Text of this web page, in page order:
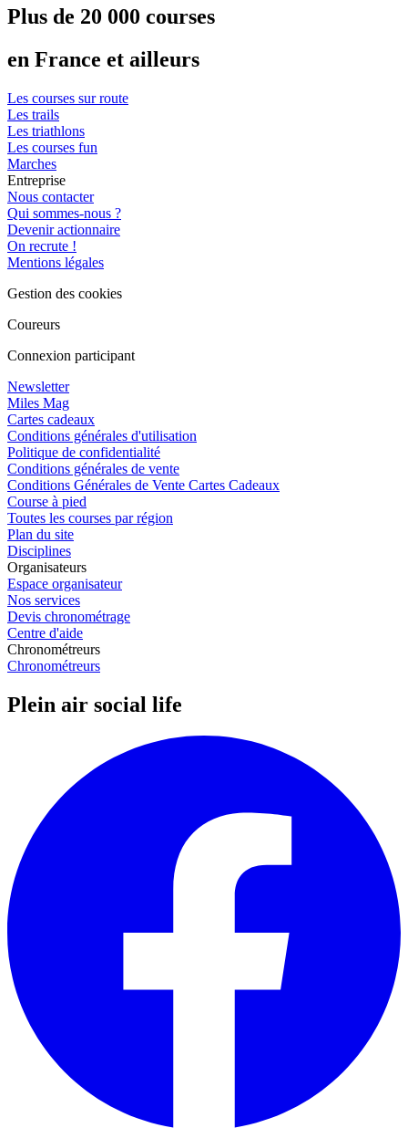
Plus de 20 000 courses
en France et ailleurs
Les courses sur route
Les trails
Les triathlons
Les courses fun
Marches
Entreprise
Nous contacter
Qui sommes-nous ?
Devenir actionnaire
On recrute !
Mentions légales
Gestion des cookies
Coureurs
Connexion participant
Newsletter
Miles Mag
Cartes cadeaux
Conditions générales d'utilisation
Politique de confidentialité
Conditions générales de vente
Conditions Générales de Vente Cartes Cadeaux
Course à pied
Toutes les courses par région
Plan du site
Disciplines
Organisateurs
Espace organisateur
Nos services
Devis chronométrage
Centre d'aide
Chronométreurs
Chronométreurs
Plein air social life